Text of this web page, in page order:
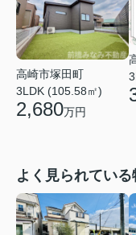
高崎市塚田町
3LDK (105.58㎡)
2,680万円
よく見られている